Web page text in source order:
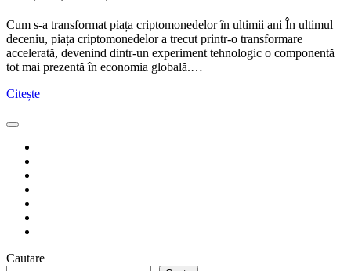
Cum s-a transformat piața criptomonedelor în ultimii ani În ultimul
deceniu, piața criptomonedelor a trecut printr-o transformare
accelerată, devenind dintr-un experiment tehnologic o componentă
tot mai prezentă în economia globală.…
Citește
Cautare